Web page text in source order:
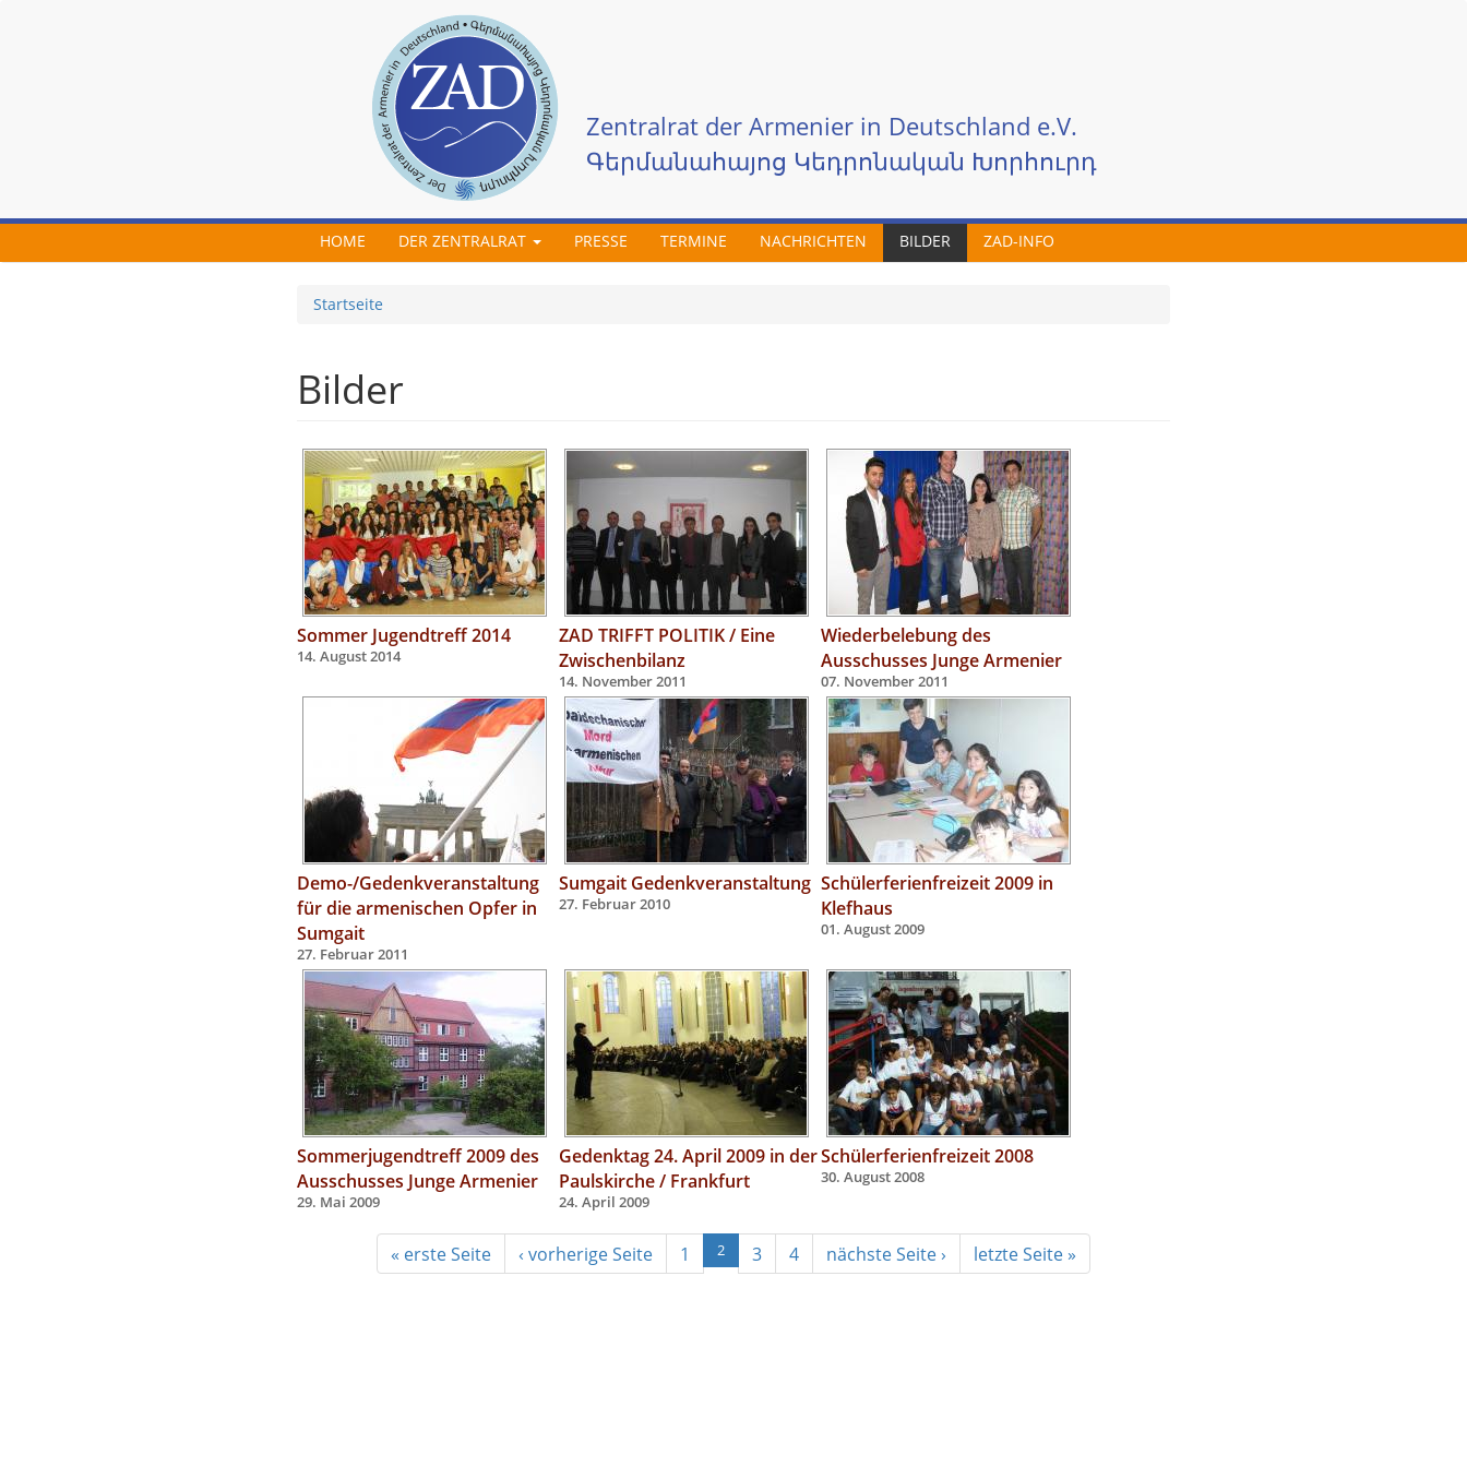
Zentralrat der Armenier in Deutschland e.V.
Գերմանահայոց Կեդրոնական Խորհուրդ
HOME DER ZENTRALRAT PRESSE TERMINE NACHRICHTEN BILDER ZAD-INFO
Startseite
Bilder
Sommer Jugendtreff 2014
14. August 2014
ZAD TRIFFT POLITIK / Eine
Zwischenbilanz
14. November 2011
Wiederbelebung des
Ausschusses Junge Armenier
07. November 2011
Demo-/Gedenkveranstaltung
für die armenischen Opfer in
Sumgait
27. Februar 2011
Sumgait Gedenkveranstaltung
27. Februar 2010
Schülerferienfreizeit 2009 in
Klefhaus
01. August 2009
Sommerjugendtreff 2009 des
Ausschusses Junge Armenier
29. Mai 2009
Gedenktag 24. April 2009 in der
Paulskirche / Frankfurt
24. April 2009
Schülerferienfreizeit 2008
30. August 2008
« erste Seite ‹ vorherige Seite 1 2 3 4 nächste Seite › letzte Seite »